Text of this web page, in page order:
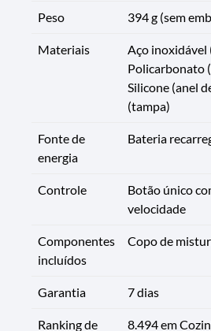
Peso 394 g (sem
Materiais
Aço inoxidável
Policarbonato
Silicone (anel
(tampa)
Fonte de
energia
Bateria
Controle
Botão único
velocidade
Componentes
incluídos
Copo de
Garantia 7 dias
Ranking de
8.494 em